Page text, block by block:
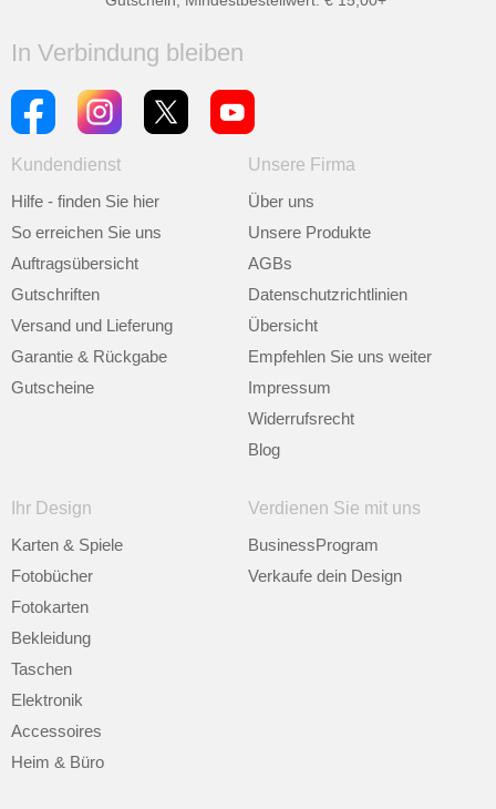
In Verbindung bleiben
Kundendienst
Hilfe - finden Sie hier
So erreichen Sie uns
Auftragsübersicht
Gutschriften
Versand und Lieferung
Garantie & Rückgabe
Gutscheine
Unsere Firma
Über uns
Unsere Produkte
AGBs
Datenschutzrichtlinien
Übersicht
Empfehlen Sie uns weiter
Impressum
Widerrufsrecht
Blog
Ihr Design
Karten & Spiele
Fotobücher
Fotokarten
Bekleidung
Taschen
Elektronik
Accessoires
Heim & Büro
Verdienen Sie mit uns
BusinessProgram
Verkaufe dein Design